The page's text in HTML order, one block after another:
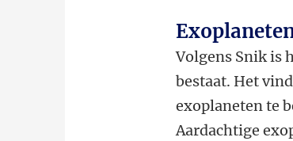
Volgens Snik is
bestaat. Het
exoplaneten te
Aardachtige